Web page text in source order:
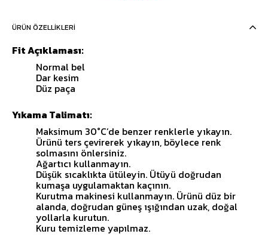
ÜRÜN ÖZELLIKLERI
Fit Açıklaması:
Normal bel
Dar kesim
Düz paça
Yıkama Talimatı:
Maksimum 30°C’de benzer renklerle yıkayın.
Ürünü ters çevirerek yıkayın, böylece renk
solmasını önlersiniz.
Ağartıcı kullanmayın.
Düşük sıcaklıkta ütüleyin. Ütüyü doğrudan
kumaşa uygulamaktan kaçının.
Kurutma makinesi kullanmayın. Ürünü düz bir
alanda, doğrudan güneş ışığından uzak, doğal
yollarla kurutun.
Kuru temizleme yapılmaz.